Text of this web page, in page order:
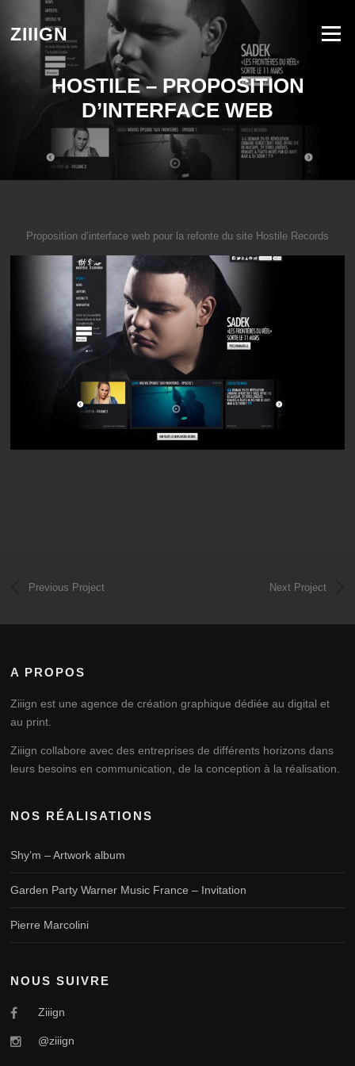
Aller au contenu
ZIIIGN Menu
HOSTILE – PROPOSITION
D’INTERFACE WEB
Proposition d’interface web pour la refonte du site Hostile Records
Previous Project Next Project
A PROPOS
Ziiign est une agence de création graphique dédiée au digital et
au print.
Ziiign collabore avec des entreprises de différents horizons dans
leurs besoins en communication, de la conception à la réalisation.
NOS RÉALISATIONS
Shy’m – Artwork album
Garden Party Warner Music France – Invitation
Pierre Marcolini
NOUS SUIVRE
Ziiign
@ziiign